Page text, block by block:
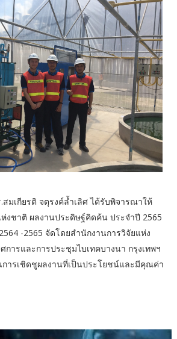
มเกียรติ จตุรงค์ล้ำเลิศ ได้รับพิจารณาให้
ห่งชาติ ผลงานประดิษฐ์คิดค้น ประจำปี 2565
-2565 จัดโดยสำนักงานการวิจัยแห่ง
ารและการประชุมไบเทคบางนา กรุงเทพฯ
ารเชิดชูผลงานที่เป็นประโยชน์และมีคุณค่า